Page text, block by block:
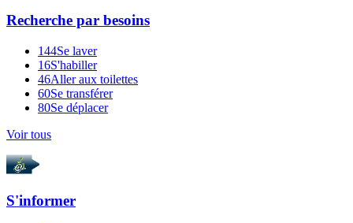
Recherche par besoins
144Se laver
16S'habiller
46Aller aux toilettes
60Se transférer
80Se déplacer
Voir tous
S'informer